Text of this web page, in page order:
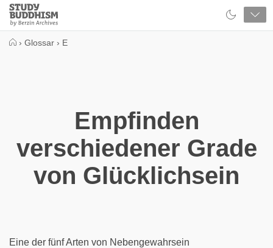
Close
Study
Buddhism
› Glossar › E
Empfinden
verschiedener Grade
von Glücklichsein
Eine der fünf Arten von Nebengewahrsein